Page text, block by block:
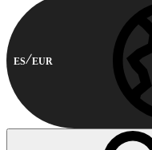
ES EUR